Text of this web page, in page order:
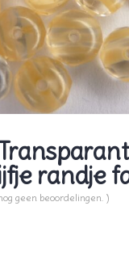
randje
geen beoordelingen. )